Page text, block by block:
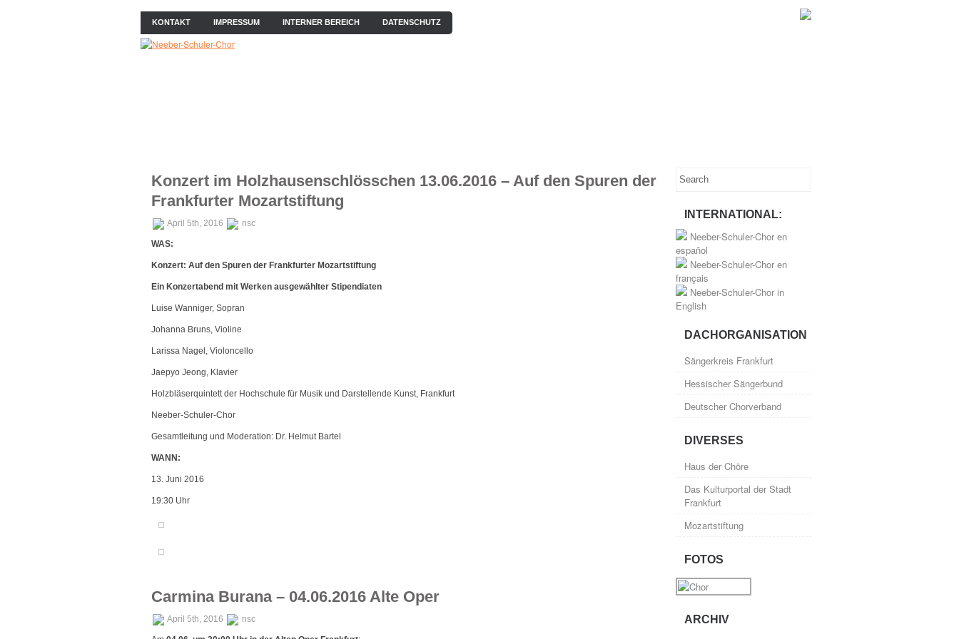
KONTAKT IMPRESSUM INTERNER BEREICH DATENSCHUTZ
Konzert im Holzhausenschlösschen 13.06.2016 – Auf den Spuren der
Frankfurter Mozartstiftung
April 5th, 2016 nsc
WAS:
Konzert: Auf den Spuren der Frankfurter Mozartstiftung
Ein Konzertabend mit Werken ausgewählter Stipendiaten
Luise Wanniger, Sopran
Johanna Bruns, Violine
Larissa Nagel, Violoncello
Jaepyo Jeong, Klavier
Holzbläserquintett der Hochschule für Musik und Darstellende Kunst, Frankfurt
Neeber-Schuler-Chor
Gesamtleitung und Moderation: Dr. Helmut Bartel
WANN:
13. Juni 2016
19:30 Uhr
Carmina Burana – 04.06.2016 Alte Oper
April 5th, 2016 nsc
INTERNATIONAL:
Neeber-Schuler-Chor en
español
Neeber-Schuler-Chor en
français
Neeber-Schuler-Chor in
English
DACHORGANISATION
Sängerkreis Frankfurt
Hessischer Sängerbund
Deutscher Chorverband
DIVERSES
Haus der Chöre
Das Kulturportal der Stadt
Frankfurt
Mozartstiftung
FOTOS
ARCHIV